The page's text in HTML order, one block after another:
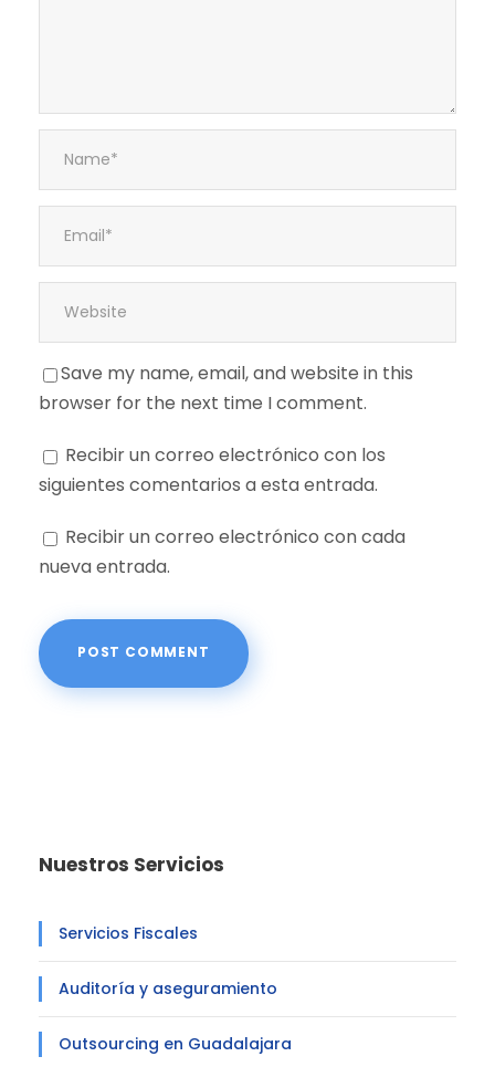
Save my name, email, and website in this
browser for the next time I comment.
Recibir un correo electrónico con los
siguientes comentarios a esta entrada.
Recibir un correo electrónico con cada
nueva entrada.
Nuestros Servicios
Servicios Fiscales
Auditoría y aseguramiento
Outsourcing en Guadalajara